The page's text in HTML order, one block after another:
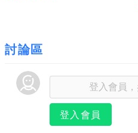
討論區
登入會員